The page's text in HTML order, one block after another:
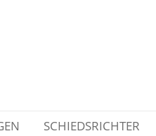
SCHIEDSRICHTER